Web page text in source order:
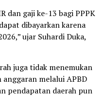
dan gaji ke-13 bagi PPPK
dibayarkan karena
ujar Suhardi Duka,
juga tidak menemukan
melalui APBD
pendapatan daerah pun